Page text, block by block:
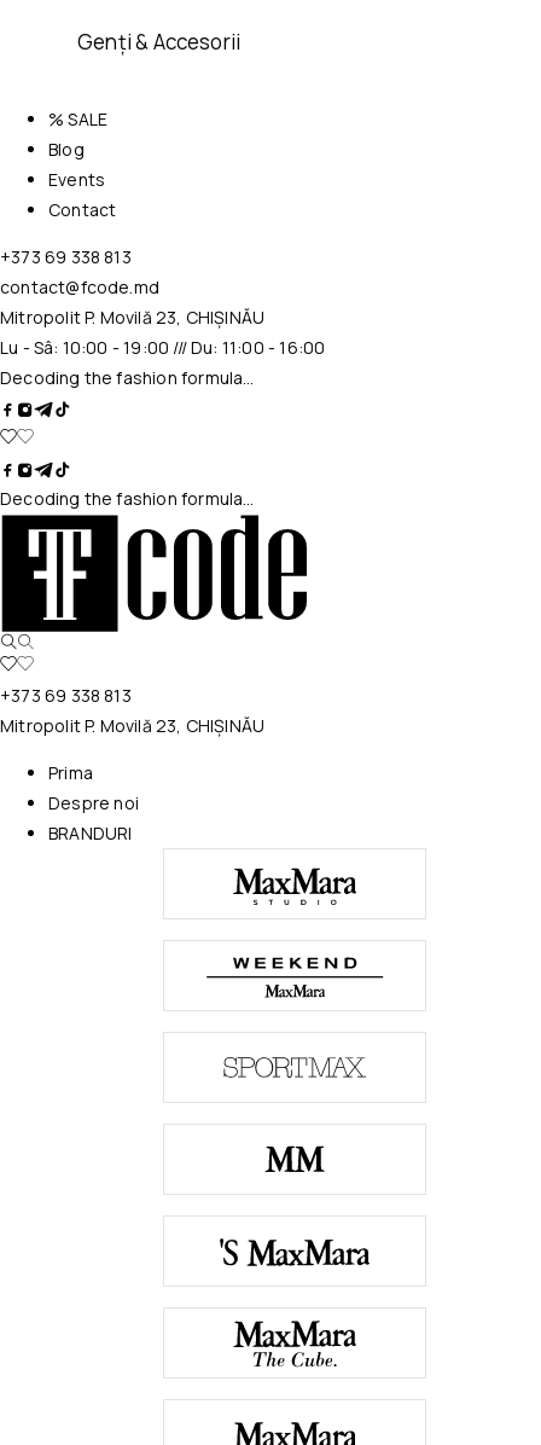
Genți & Accesorii
% SALE
Blog
Events
Contact
+373 69 338 813
contact@fcode.md
Mitropolit P. Movilă 23, CHIȘINĂU
Lu - Sâ: 10:00 - 19:00 /// Du: 11:00 - 16:00
Decoding the fashion formula…
Decoding the fashion formula…
+373 69 338 813
Mitropolit P. Movilă 23, CHIȘINĂU
Prima
Despre noi
BRANDURI